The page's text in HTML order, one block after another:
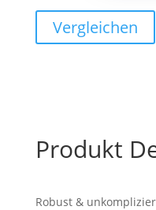
vorn
Menge
Vergleichen
Produkt
Robust &